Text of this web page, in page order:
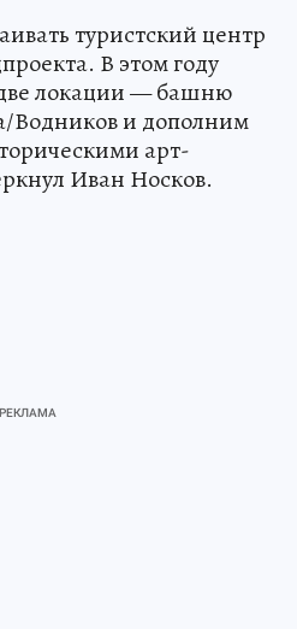
туристский центр
В этом году
локации — башню
Водников и дополним
арт-
Иван Носков.